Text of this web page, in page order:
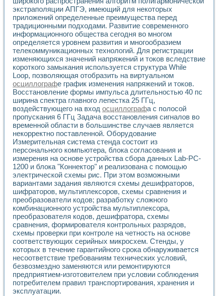
экстраполяции АПГЭ, имеющий для некоторых
приложений определенные преимущества перед
традиционными подходами. Развитие современного
информационного общества сегодня во многом
определяется уровнем развития и многообразием
телекоммуникационных технологий. Для регистрации
изменяющихся значений напряжений и токов вследствие
короткого замыкания используется структура While
Loop, позволяющая отобразить на виртуальном
осциллографе график изменения напряжений и токов.
Восстановление формы импульса длительностью 40 пс
ширина спектра главного лепестка 25 ГГц,
воздействующего на вход осциллографа с полосой
пропускания 6 ГГц Задача восстановления сигналов во
временной области в большинстве случаев является
некорректно поставленной. Оборудование
Измерительная система стенда состоит из
персонального компьютера, блока согласования и
измерения на основе устройства сбора данных Lab-PC-
1200 и блока "Коннектор" и реализована с помощью
электрической схемы рис. При этом возможными
вариантами задания являются схемы дешифраторов,
шифраторов, мультиплексоров, схемы сравнения и
преобразователи кодов; разработку сложного
комбинационного устройства мультиплексора,
преобразователя кодов, дешифратора, схемы
сравнения, формирователя контрольных разрядов,
схемы проверки при контроле на четность на основе
соответствующих серийных микросхем. Стенды, у
которых в течение гарантийного срока обнаруживается
несоответствие требованиям технических условий,
безвозмездно заменяются или ремонтируются
предприятием-изготовителем при условии соблюдения
потребителем правил транспортирования, хранения и
эксплуатации.